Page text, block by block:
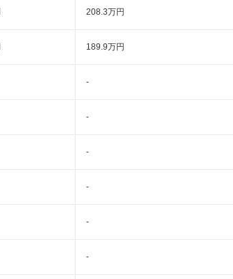
208.3万円
189.9万円
-
-
-
-
-
-